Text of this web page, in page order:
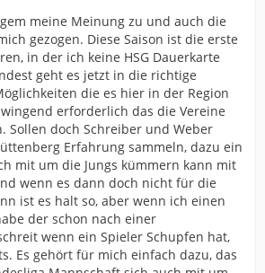
meine Meinung zu und auch die
gezogen. Diese Saison ist die erste
in der ich keine HSG Dauerkarte
geht es jetzt in die richtige
die es hier in der Region
erforderlich das die Vereine
Sollen doch Schreiber und Weber
Erfahrung sammeln, dazu ein
mit um die Jungs kümmern kann mit
wenn es dann doch nicht für die
ist es halt so, aber wenn ich einen
der schon nach einer
wenn ein Spieler Schupfen hat,
Es gehört für mich einfach dazu, das